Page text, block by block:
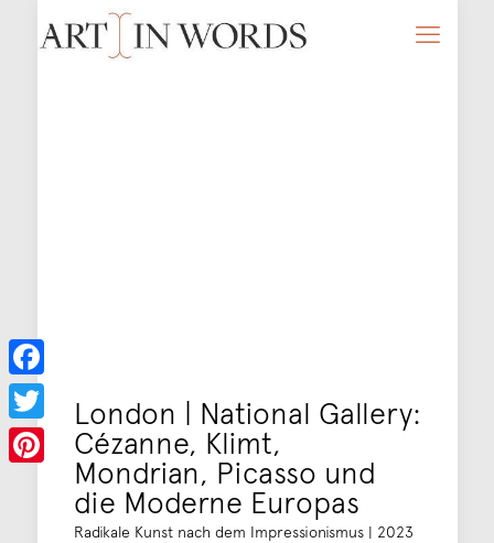
London | National Gallery:
Cézanne, Klimt,
Mondrian, Picasso und
die Moderne Europas
Radikale Kunst nach dem Impressionismus | 2023
Facebook
Twitter